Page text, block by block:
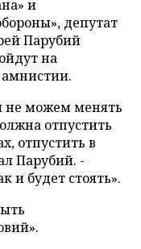
и
депутат
Парубий
на
можем менять
отпустить
отпустить в
Парубий. -
и будет стоять».